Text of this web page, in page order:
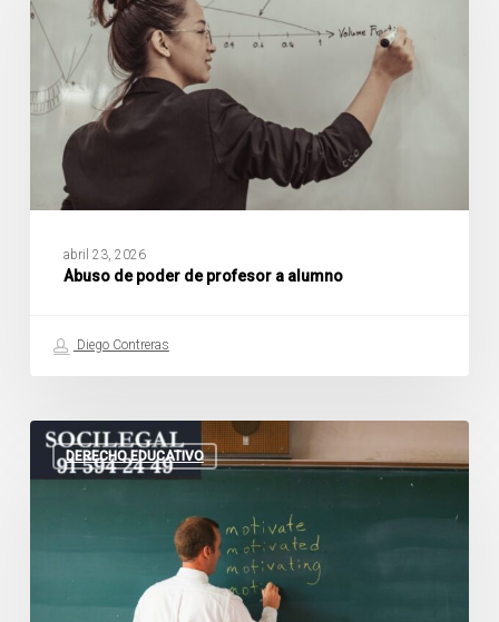
profesor
alumno
abril 23, 2026
Abuso de poder de profesor a alumno
Diego Contreras
DERECHO EDUCATIVO
¿Cuáles
son
las